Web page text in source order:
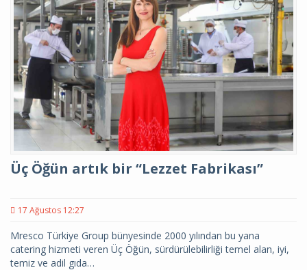
Üç Öğün artık bir “Lezzet Fabrikası”
17 Ağustos 12:27
Mresco Türkiye Group bünyesinde 2000 yılından bu yana
catering hizmeti veren Üç Öğün, sürdürülebilirliği temel alan, iyi,
temiz ve adil gıda…